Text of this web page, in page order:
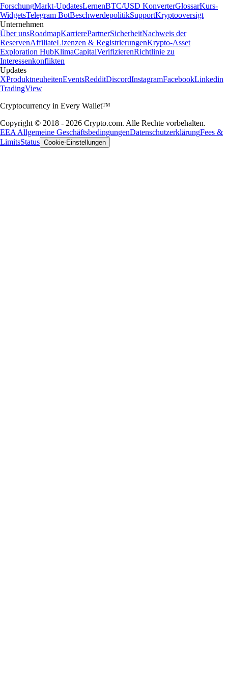
ForschungMarkt-UpdatesLernenBTC/USD KonverterGlossarKurs-
WidgetsTelegram BotBeschwerdepolitikSupportKryptooversigt
Unternehmen
Über unsRoadmapKarrierePartnerSicherheitNachweis der
ReservenAffiliateLizenzen & RegistrierungenKrypto-Asset
Exploration HubKlimaCapitalVerifizierenRichtlinie zu
Interessenkonflikten
Updates
XProduktneuheitenEventsRedditDiscordInstagramFacebookLinkedin
TradingView
Cryptocurrency in Every Wallet™
Copyright © 2018 - 2026 Crypto.com. Alle Rechte vorbehalten.
EEA Allgemeine GeschäftsbedingungenDatenschutzerklärungFees &
LimitsStatus Cookie-Einstellungen